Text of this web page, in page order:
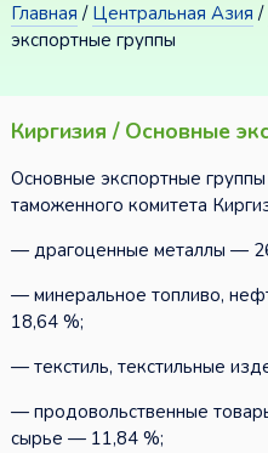
Главная / Центральная Азия /
экспортные группы
Киргизия / Основные
Основные экспортные
таможенного комитета
— драгоценные металлы —
— минеральное топливо,
18,64 %;
— текстиль, текстильные
— продовольственные
сырье — 11,84 %;